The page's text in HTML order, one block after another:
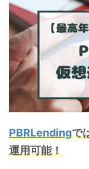
PBRLendingで
運用可能！